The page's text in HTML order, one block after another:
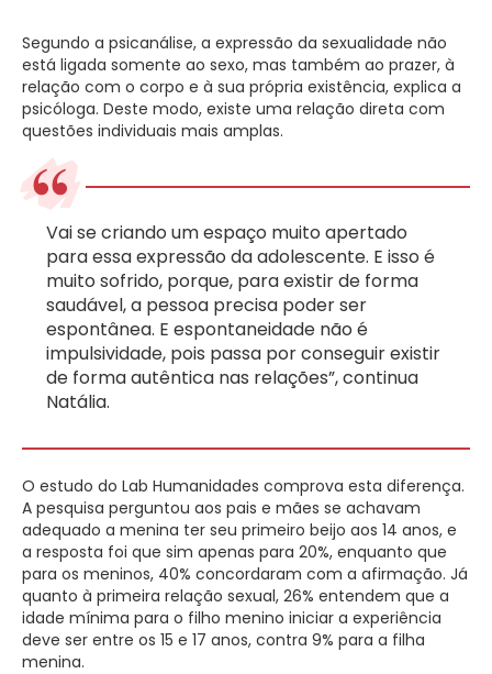
Segundo a psicanálise, a expressão da sexualidade não
está ligada somente ao sexo, mas também ao prazer, à
relação com o corpo e à sua própria existência, explica a
psicóloga. Deste modo, existe uma relação direta com
questões individuais mais amplas.
Vai se criando um espaço muito apertado
para essa expressão da adolescente. E isso é
muito sofrido, porque, para existir de forma
saudável, a pessoa precisa poder ser
espontânea. E espontaneidade não é
impulsividade, pois passa por conseguir existir
de forma autêntica nas relações”, continua
Natália.
O estudo do Lab Humanidades comprova esta diferença.
A pesquisa perguntou aos pais e mães se achavam
adequado a menina ter seu primeiro beijo aos 14 anos, e
a resposta foi que sim apenas para 20%, enquanto que
para os meninos, 40% concordaram com a afirmação. Já
quanto à primeira relação sexual, 26% entendem que a
idade mínima para o filho menino iniciar a experiência
deve ser entre os 15 e 17 anos, contra 9% para a filha
menina.